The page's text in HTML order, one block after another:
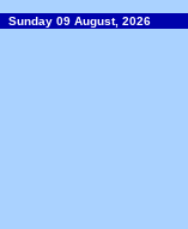
Sunday 09 August, 2026